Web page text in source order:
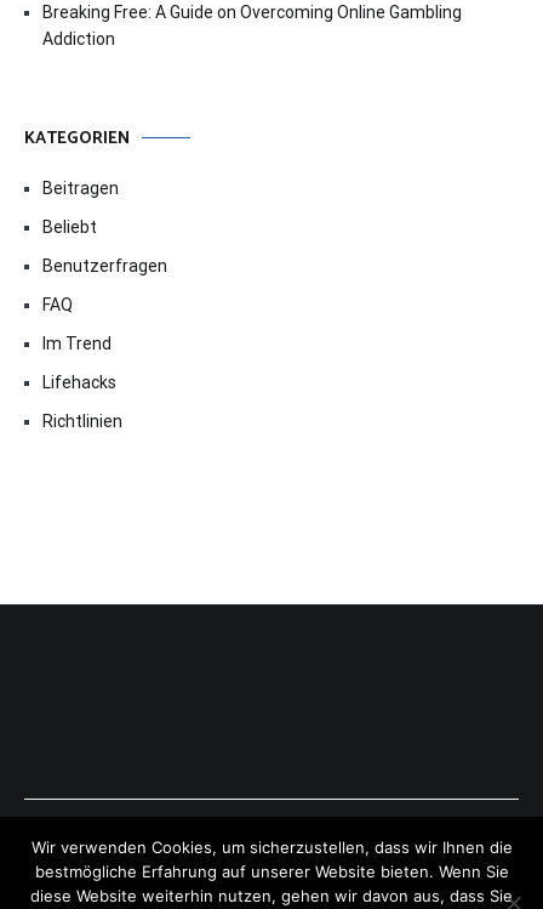
Breaking Free: A Guide on Overcoming Online Gambling
Addiction
KATEGORIEN
Beitragen
Beliebt
Benutzerfragen
FAQ
Im Trend
Lifehacks
Richtlinien
Copyright © 2026ExpressAntworten.com . All rights reserved.
Theme:Cenote by ThemeGrill. Powered byWordPress .
Wir verwenden Cookies, um sicherzustellen, dass wir Ihnen die
bestmögliche Erfahrung auf unserer Website bieten. Wenn Sie
diese Website weiterhin nutzen, gehen wir davon aus, dass Sie